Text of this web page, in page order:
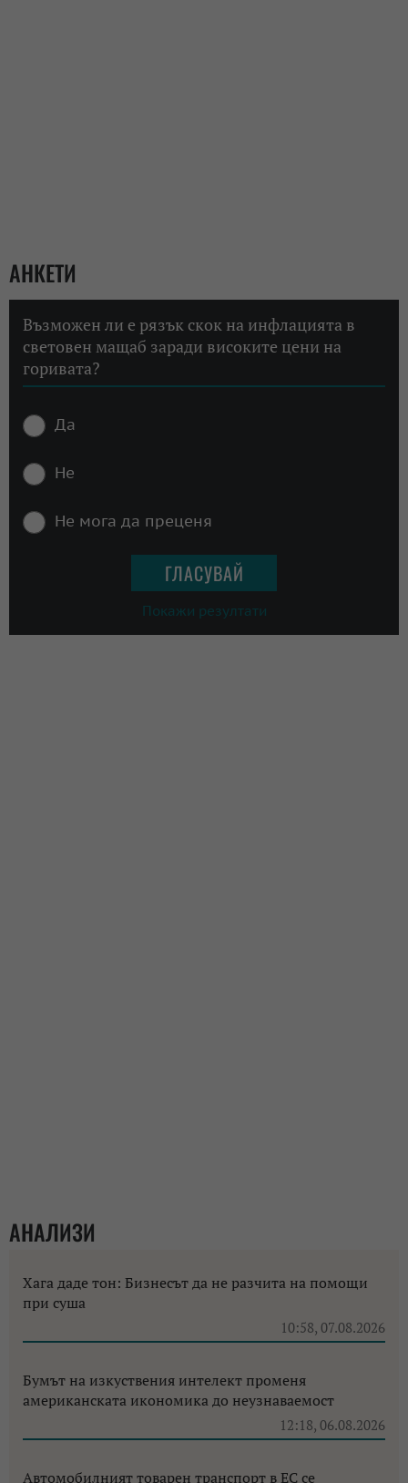
АНКЕТИ
Възможен ли е рязък скок на инфлацията в
световен мащаб заради високите цени на
горивата?
Да
Не
Не мога да преценя
Покажи резултати
АНАЛИЗИ
Хага даде тон: Бизнесът да не разчита на помощи
при суша
10:58, 07.08.2026
Бумът на изкуствения интелект променя
американската икономика до неузнаваемост
12:18, 06.08.2026
Автомобилният товарен транспорт в ЕС се